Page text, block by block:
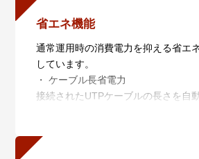
省エネ機能
通常運用時の消費電力を抑える省エ
しています。
・ ケーブル長省電力
接続されたUTPケーブルの長さを自
ポートの非通信時の状態を制御し、